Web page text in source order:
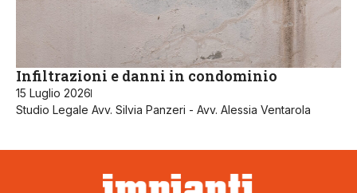
Infiltrazioni e danni in condominio
15 Luglio 2026
Studio Legale Avv. Silvia Panzeri - Avv. Alessia Ventarola